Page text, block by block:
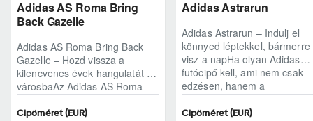
Adidas AS Roma Bring
Back Gazelle
Adidas AS Roma Bring Back
Gazelle – Hozd vissza a
kilencvenes évek hangulatát a
városbaAz Adidas AS Roma
egyszerű sneaker, hane..
Cipőméret (EUR)
Adidas Astrarun
Adidas Astrarun – Indulj el
könnyed léptekkel, bármerre
visz a napHa olyan Adidas
futócipő kell, ami nem csak
edzésen, hanem a
hétköznapokban is kénye..
Cipőméret (EUR)